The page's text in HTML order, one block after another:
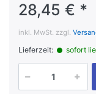
28,45 € *
inkl. MwSt. zzgl.
Lieferzeit: sofort